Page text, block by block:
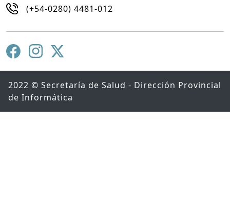
(+54-0280) 4481-012
2022 © Secretaría de Salud - Dirección Provincial
de Informática